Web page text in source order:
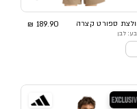
ספורט קצרה 189.90 ₪
לבן
בלעדי